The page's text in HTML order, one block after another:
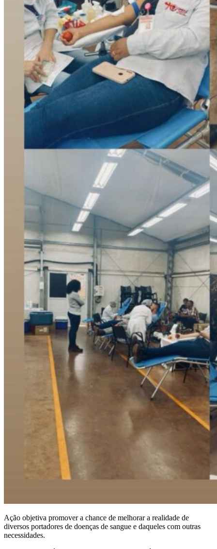
Ação objetiva promover a chance de melhorar a realidade de
diversos portadores de doenças de sangue e daqueles com outras
necessidades.